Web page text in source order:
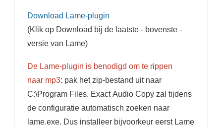
Download Lame-plugin
(Klik op Download bij de laatste - bovenste -
versie van Lame)
De Lame-plugin is benodigd om te rippen
naar mp3: pak het zip-bestand uit naar
C:\Program Files. Exact Audio Copy zal tijdens
de configuratie automatisch zoeken naar
lame.exe. Dus installeer bijvoorkeur eerst Lame